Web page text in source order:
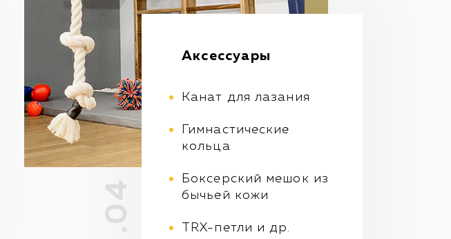
.04
Аксессуары
Канат для лазания
Гимнастические
кольца
Боксерский мешок из
бычьей кожи
TRX-петли и др.